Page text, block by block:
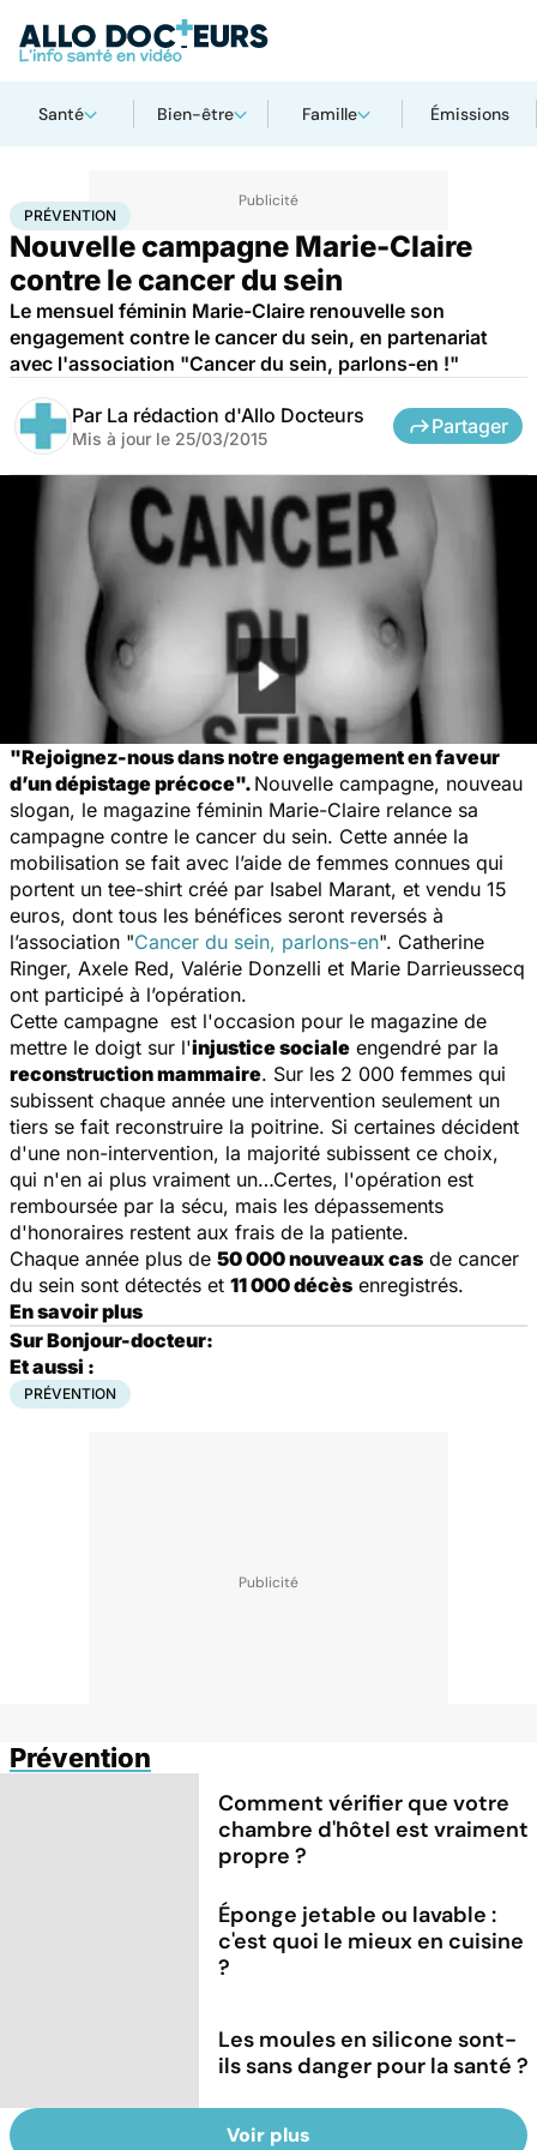
Santé Bien-être Famille Émissions
AccueilSantéMaladies Prévention
PRÉVENTION
Nouvelle campagne Marie-Claire
contre le cancer du sein
Le mensuel féminin Marie-Claire renouvelle son
engagement contre le cancer du sein, en partenariat
avec l'association "Cancer du sein, parlons-en !"
Par La rédaction d'Allo Docteurs
Mis à jour le 25/03/2015
Partager
"Rejoignez-nous dans notre engagement en faveur
d’un dépistage précoce". Nouvelle campagne, nouveau
slogan, le magazine féminin Marie-Claire relance sa
campagne contre le cancer du sein. Cette année la
mobilisation se fait avec l’aide de femmes connues qui
portent un tee-shirt créé par Isabel Marant, et vendu 15
euros, dont tous les bénéfices seront reversés à
l’association "Cancer du sein, parlons-en". Catherine
Ringer, Axele Red, Valérie Donzelli et Marie Darrieussecq
ont participé à l’opération.
Cette campagne est l'occasion pour le magazine de
mettre le doigt sur l'injustice sociale engendré par la
reconstruction mammaire. Sur les 2 000 femmes qui
subissent chaque année une intervention seulement un
tiers se fait reconstruire la poitrine. Si certaines décident
d'une non-intervention, la majorité subissent ce choix,
qui n'en ai plus vraiment un…Certes, l'opération est
remboursée par la sécu, mais les dépassements
d'honoraires restent aux frais de la patiente.
Chaque année plus de 50 000 nouveaux cas de cancer
du sein sont détectés et 11 000 décès enregistrés.
En savoir plus
Sur Bonjour-docteur:
Et aussi :
PRÉVENTION
Prévention
Comment vérifier que votre
chambre d'hôtel est vraiment
propre ?
Éponge jetable ou lavable :
c'est quoi le mieux en cuisine
?
Les moules en silicone sont-
ils sans danger pour la santé ?
Voir plus